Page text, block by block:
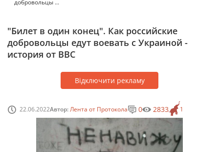
добровольцы ...
"Билет в один конец". Как российские
добровольцы едут воевать с Украиной -
история от BBC
Відключити рекламу
22.06.2022Автор:Лента от Протокола 1
0 2833